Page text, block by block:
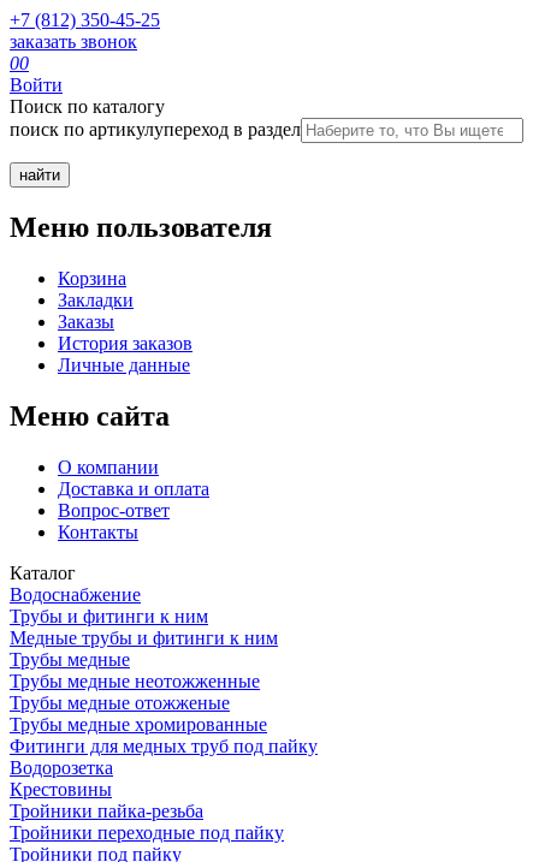
+7 (812) 350-45-25
заказать звонок
00
Войти
Поиск по каталогу
поиск по артикулупереход в раздел
Меню пользователя
Корзина
Закладки
Заказы
История заказов
Личные данные
Меню сайта
О компании
Доставка и оплата
Вопрос-ответ
Контакты
Каталог
Водоснабжение
Трубы и фитинги к ним
Медные трубы и фитинги к ним
Трубы медные
Трубы медные неотожженные
Трубы медные отожженые
Трубы медные хромированные
Фитинги для медных труб под пайку
Водорозетка
Крестовины
Тройники пайка-резьба
Тройники переходные под пайку
Тройники под пайку